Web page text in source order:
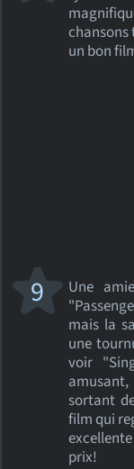
un bon
Une
mais la
une
voir
sortant
film qui
prix!
9